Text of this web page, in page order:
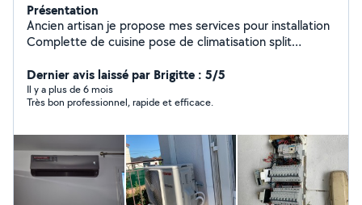
Présentation
Ancien artisan je propose mes services pour installation
Complette de cuisine pose de climatisation split
73pas évident 09à réaliser je suis disponible très
rapidement et ponctuel soigné faite moi vos propos
Dernier avis laissé par Brigitte : 5/5
Il y a plus de 6 mois
Très bon professionnel, rapide et efficace.